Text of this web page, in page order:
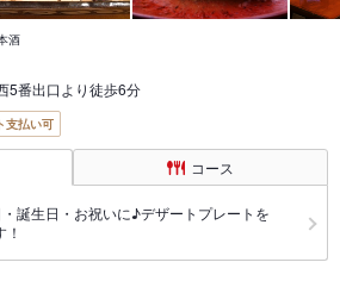
酒
5番出口より徒歩6分
支払い可
コース
誕生日・お祝いに♪デザートプレートを